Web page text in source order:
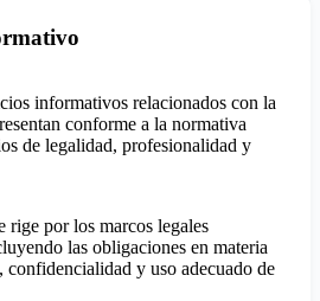
informativos relacionados con la
conforme a la normativa
de legalidad, profesionalidad y
rige por los marcos legales
las obligaciones en materia
confidencialidad y uso adecuado de